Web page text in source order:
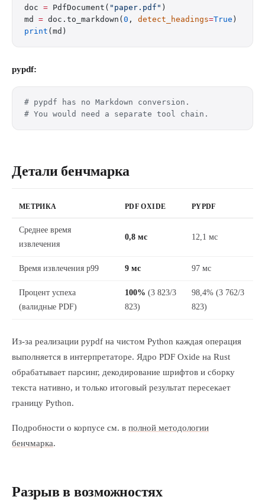
doc = PdfDocument( "paper.pdf" )
md = doc.to_markdown( 0 , detect_headings=True )
print (md)
pypdf:
# pypdf has no Markdown conversion.
# You would need a separate tool chain.
Детали бенчмарка
МЕТРИКА PDF OXIDE PYPDF
Среднее время
извлечения
0,8 мс 12,1 мс
Время извлечения p99 9 мс 97 мс
Процент успеха
(валидные PDF)
100% (3 823/3
823)
98,4% (3 762/3
823)
Из-за реализации pypdf на чистом Python каждая операция
выполняется в интерпретаторе. Ядро PDF Oxide на Rust
обрабатывает парсинг, декодирование шрифтов и сборку
текста нативно, и только итоговый результат пересекает
границу Python.
Подробности о корпусе см. в полной методологии
бенчмарка.
Разрыв в возможностях